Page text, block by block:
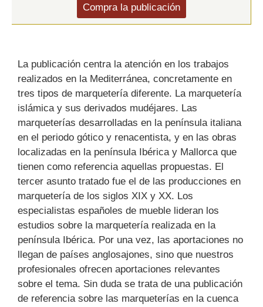
Compra la publicación
La publicación centra la atención en los trabajos
realizados en la Mediterránea, concretamente en
tres tipos de marquetería diferente. La marquetería
islámica y sus derivados mudéjares. Las
marqueterías desarrolladas en la península italiana
en el periodo gótico y renacentista, y en las obras
localizadas en la península Ibérica y Mallorca que
tienen como referencia aquellas propuestas. El
tercer asunto tratado fue el de las producciones en
marquetería de los siglos XIX y XX. Los
especialistas españoles de mueble lideran los
estudios sobre la marquetería realizada en la
península Ibérica. Por una vez, las aportaciones no
llegan de países anglosajones, sino que nuestros
profesionales ofrecen aportaciones relevantes
sobre el tema. Sin duda se trata de una publicación
de referencia sobre las marqueterías en la cuenca